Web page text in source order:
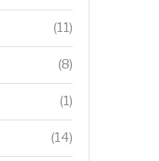
(11)
(8)
(1)
(14)